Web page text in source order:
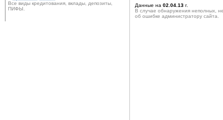
Все виды кредитования, вклады, депозиты,
ПИФЫ.
Данные на 02.04.13 г.
В случае обнаружения неполных,
об ошибке администратору сайта.